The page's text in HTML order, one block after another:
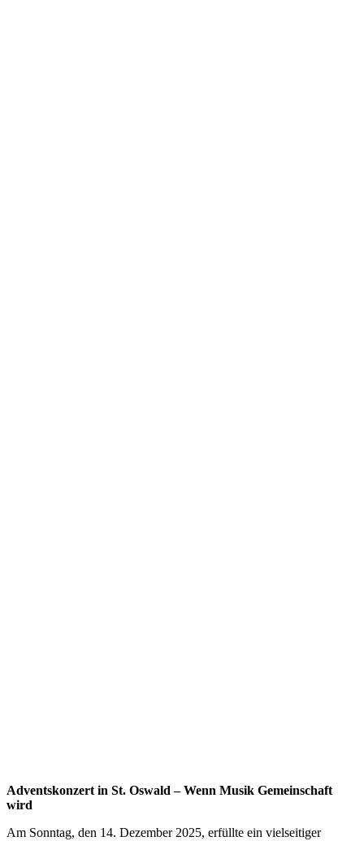
Adventskonzert in St. Oswald –Wenn Musik Gemeinschaft
wird
Am Sonntag, den 14. Dezember 2025, erfüllte ein vielseitiger